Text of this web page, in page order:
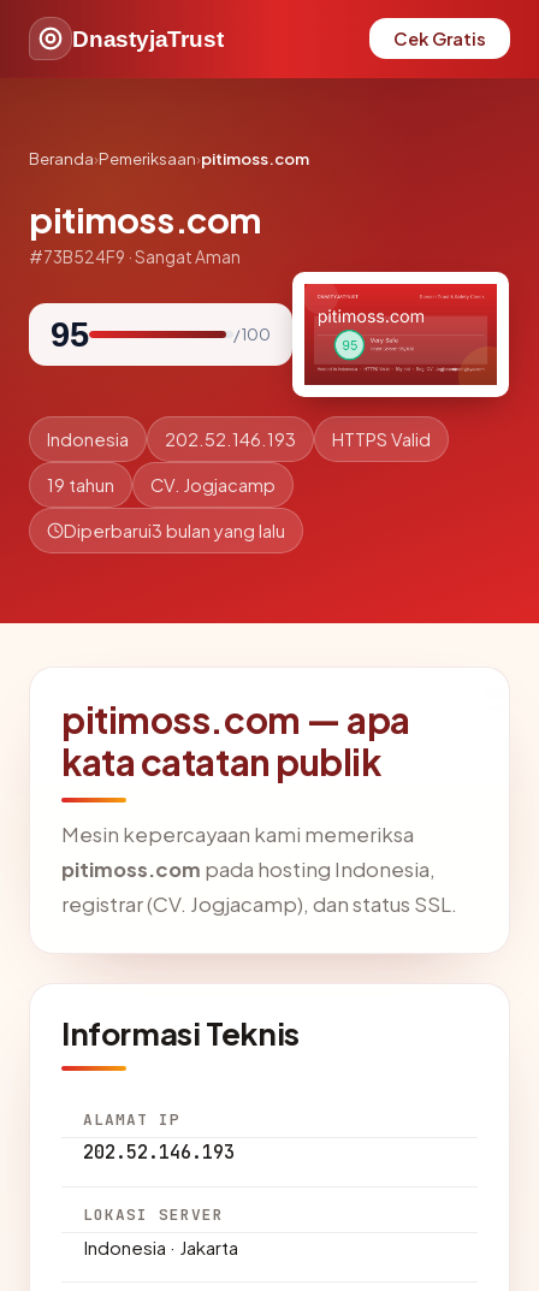
DnastyjaTrust Cek Gratis
Beranda›Pemeriksaan›pitimoss.com
pitimoss.com
#73B524F9 · Sangat Aman
95 / 100
Indonesia 202.52.146.193 HTTPS Valid
19 tahun CV. Jogjacamp
Diperbarui3 bulan yang lalu
pitimoss.com — apa
kata catatan publik
Mesin kepercayaan kami memeriksa
pitimoss.com pada hosting Indonesia,
registrar (CV. Jogjacamp), dan status SSL.
Informasi Teknis
ALAMAT IP
202.52.146.193
LOKASI SERVER
Indonesia · Jakarta